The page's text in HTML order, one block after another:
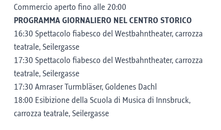
Commercio aperto fino alle 20:00
PROGRAMMA GIORNALIERO NEL CENTRO STORICO
16:30 Spettacolo fiabesco del Westbahntheater, carrozza
teatrale, Seilergasse
17:30 Spettacolo fiabesco del Westbahntheater, carrozza
teatrale, Seilergasse
17:30 Amraser Turmbläser, Goldenes Dachl
18:00 Esibizione della Scuola di Musica di Innsbruck,
carrozza teatrale, Seilergasse